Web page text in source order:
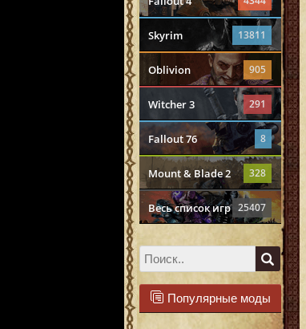
Skyrim 13811
Oblivion 905
Witcher 3 291
Fallout 76 8
Mount & Blade 2 328
Весь список игр 25407
Популярные моды